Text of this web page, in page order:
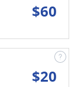
$60
$20